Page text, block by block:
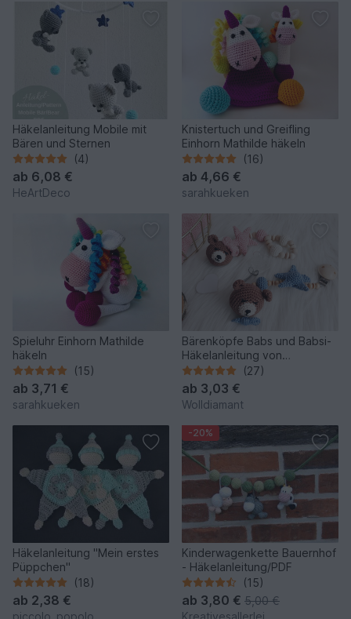
Häkelanleitung Mobile mit
Bären und Sternen
(4)
ab 6,08 €
HeArtDeco
Knistertuch und Greifling
Einhorn Mathilde häkeln
(16)
ab 4,66 €
sarahkueken
Spieluhr Einhorn Mathilde
häkeln
(15)
ab 3,71 €
sarahkueken
Bärenköpfe Babs und Babsi-
Häkelanleitung von
Wolldiamant (27)
ab 3,03 €
Wolldiamant
Häkelanleitung "Mein erstes
Püppchen"
(18)
ab 2,38 €
piccolo_popolo
-20%
Kinderwagenkette Bauernhof
- Häkelanleitung/PDF
(15)
ab 3,80 € 5,00 €
Kreativesallerlei